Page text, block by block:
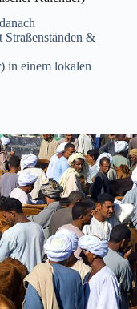
Straßenständen &
in einem lokalen